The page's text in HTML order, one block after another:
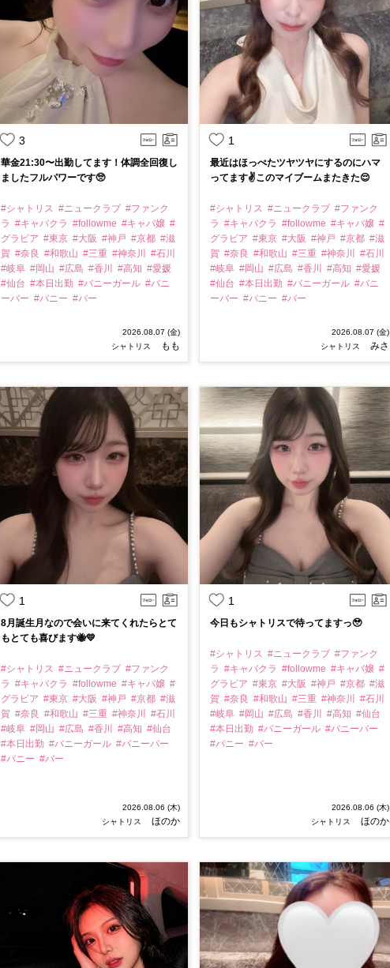
3
華金21:30〜出勤してます！体調全回復し
ましたフルパワーです🥺
#シャトリス #ニュークラブ #ファンク
ラ #キャバクラ #followme #キャバ嬢 #
グラビア #東京 #大阪 #神戸 #京都 #滋
賀 #奈良 #和歌山 #三重 #神奈川
#石川
#岐阜 #岡山 #広島 #香川 #高知 #愛媛
#仙台 #本日出勤 #バニーガール #バニ
ーバー #バニー #バー
2026.08.07 (金)
シャトリス
もも
1
最近はほっぺたツヤツヤにするのにハマ
ってます✌️このマイブームまたきた😌
#シャトリス #ニュークラブ #ファンク
ラ #キャバクラ #followme #キャバ嬢 #
グラビア #東京 #大阪 #神戸 #京都 #滋
賀 #奈良 #和歌山 #三重 #神奈川
#石川
#岐阜 #岡山 #広島 #香川 #高知 #愛媛
#仙台 #本日出勤 #バニーガール #バニ
ーバー #バニー #バー
2026.08.07 (金)
シャトリス
みさ
1
8月誕生月なので会いに来てくれたらとて
もとても喜びます🐝💛
#シャトリス #ニュークラブ #ファンク
ラ #キャバクラ #followme #キャバ嬢 #
グラビア #東京 #大阪 #神戸 #京都 #滋
賀 #奈良 #和歌山 #三重 #神奈川
#石川
#岐阜 #岡山 #広島 #香川 #高知 #仙台
#本日出勤 #バニーガール #バニーバー
#バニー #バー
2026.08.06 (木)
シャトリス
ほのか
1
今日もシャトリスで待ってますっ🥹
#シャトリス #ニュークラブ #ファンク
ラ #キャバクラ #followme #キャバ嬢 #
グラビア #東京 #大阪 #神戸 #京都 #滋
賀 #奈良 #和歌山 #三重 #神奈川
#石川
#岐阜 #岡山 #広島 #香川 #高知 #仙台
#本日出勤 #バニーガール #バニーバー
#バニー #バー
2026.08.06 (木)
シャトリス
ほのか